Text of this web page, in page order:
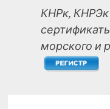
КНРк,
морского и